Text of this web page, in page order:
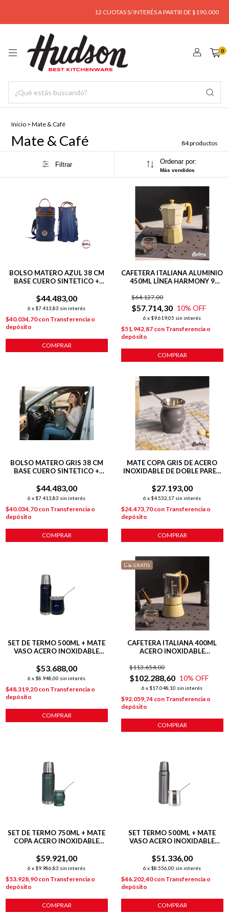
12 CUOTAS S/ INTERÉS A PARTIR DE $190.000
0
Inicio > Mate & Café
Mate & Café 84 productos
Filtrar Ordenar por:
Más vendidos
BOLSO MATERO AZUL 38 CM
BASE CUERO SINTETICO +
$44.483,00
6 x $7.413,83 sin interés
$40.034,70con Transferencia o
depósito
COMPRAR
CAFETERA ITALIANA ALUMINIO
450ML LÍNEA HARMONY 9
$57.714,30
$64.127,00
10% OFF
6 x $9.619,05 sin interés
$51.942,87 con Transferencia o
depósito
COMPRAR
BOLSO MATERO GRIS 38 CM
BASE CUERO SINTETICO +
$44.483,00
6 x $7.413,83 sin interés
$40.034,70con Transferencia o
depósito
COMPRAR
MATE COPA GRIS DE ACERO
INOXIDABLE DE DOBLE PARED
$27.193,00
6 x $4.532,17 sin interés
$24.473,70con Transferencia o
depósito
COMPRAR
SET DE TERMO 500ML + MATE
VASO ACERO INOXIDABLE
$53.688,00
6 x $8.948,00 sin interés
$48.319,20con Transferencia o
depósito
GRATIS
CAFETERA ITALIANA 400ML
ACERO INOXIDABLE
$102.288,60
$113.654,00
10% OFF
6 x $17.048,10 sin interés
$92.059,74 con Transferencia o
depósito
COMPRAR
SET DE TERMO 750ML + MATE
COPA ACERO INOXIDABLE
$59.921,00
6 x $9.986,83 sin interés
$53.928,90con Transferencia o
depósito
SET TERMO 500ML + MATE
VASO ACERO INOXIDABLE
$51.336,00
6 x $8.556,00 sin interés
$46.202,40con Transferencia o
depósito